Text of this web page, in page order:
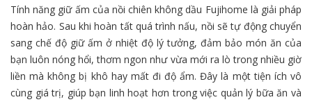
Tính năng giữ ấm của nồi chiên không dầu Fujihome là giải pháp
hoàn hảo. Sau khi hoàn tất quá trình nấu, nồi sẽ tự động chuyển
sang chế độ giữ ấm ở nhiệt độ lý tưởng, đảm bảo món ăn của
bạn luôn nóng hổi, thơm ngon như vừa mới ra lò trong nhiều giờ
liền mà không bị khô hay mất đi độ ẩm. Đây là một tiện ích vô
cùng giá trị, giúp bạn linh hoạt hơn trong việc quản lý bữa ăn và